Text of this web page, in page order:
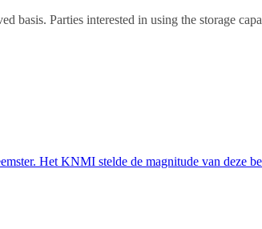
basis. Parties interested in using the storage
Het KNMI stelde de magnitude van deze